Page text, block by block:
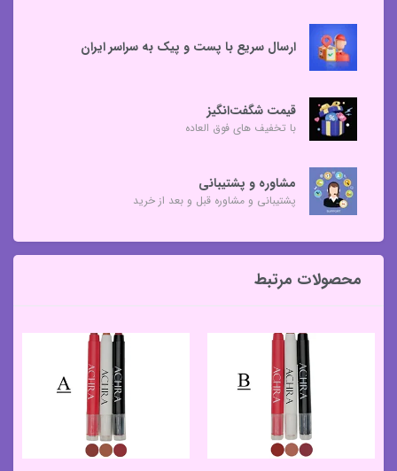
ارسال سریع با پست و پیک به سراسر ایران
قیمت شگفت‌انگیز
با تخفیف های فوق العاده
مشاوره و پشتیبانی
پشتیبانی و مشاوره قبل و بعد از خرید
محصولات مرتبط